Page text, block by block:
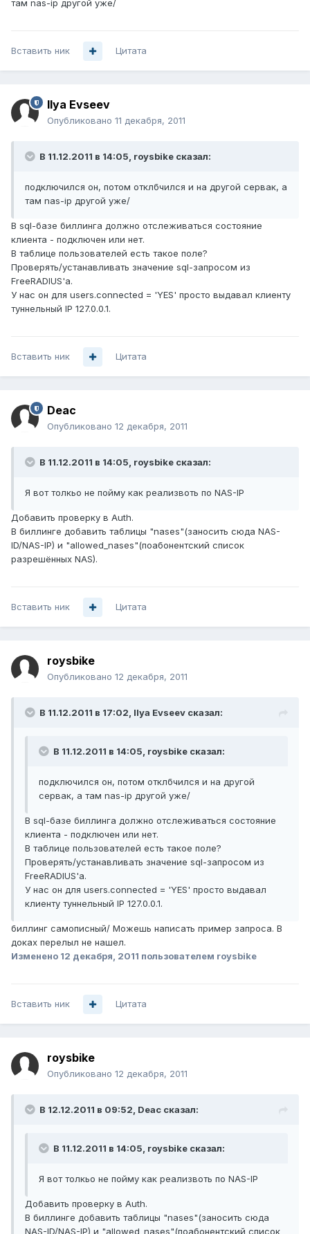
там nas-ip другой уже/
Вставить ник Цитата
Ilya Evseev
Опубликовано 11 декабря, 2011
В 11.12.2011 в 14:05, roysbike сказал:
подключился он, потом отклбчился и на другой сервак, а
там nas-ip другой уже/
В sql-базе биллинга должно отслеживаться состояние
клиента - подключен или нет.
В таблице пользователей есть такое поле?
Проверять/устанавливать значение sql-запросом из
FreeRADIUS'а.
У нас он для users.connected = 'YES' просто выдавал клиенту
туннельный IP 127.0.0.1.
Вставить ник Цитата
Deac
Опубликовано 12 декабря, 2011
В 11.12.2011 в 14:05, roysbike сказал:
Я вот толкьо не пойму как реализвоть по NAS-IP
Добавить проверку в Auth.
В биллинге добавить таблицы "nases"(заносить сюда NAS-
ID/NAS-IP) и "allowed_nases"(поабонентский список
разрешённых NAS).
Вставить ник Цитата
roysbike
Опубликовано 12 декабря, 2011
В 11.12.2011 в 17:02, Ilya Evseev сказал:
В 11.12.2011 в 14:05, roysbike сказал:
подключился он, потом отклбчился и на другой
сервак, а там nas-ip другой уже/
В sql-базе биллинга должно отслеживаться состояние
клиента - подключен или нет.
В таблице пользователей есть такое поле?
Проверять/устанавливать значение sql-запросом из
FreeRADIUS'а.
У нас он для users.connected = 'YES' просто выдавал
клиенту туннельный IP 127.0.0.1.
биллинг самописный/ Можешь написать пример запроса. В
доках перелыл не нашел.
Изменено 12 декабря, 2011 пользователем roysbike
Вставить ник Цитата
roysbike
Опубликовано 12 декабря, 2011
В 12.12.2011 в 09:52, Deac сказал:
В 11.12.2011 в 14:05, roysbike сказал:
Я вот толкьо не пойму как реализвоть по NAS-IP
Добавить проверку в Auth.
В биллинге добавить таблицы "nases"(заносить сюда
NAS-ID/NAS-IP) и "allowed_nases"(поабонентский список